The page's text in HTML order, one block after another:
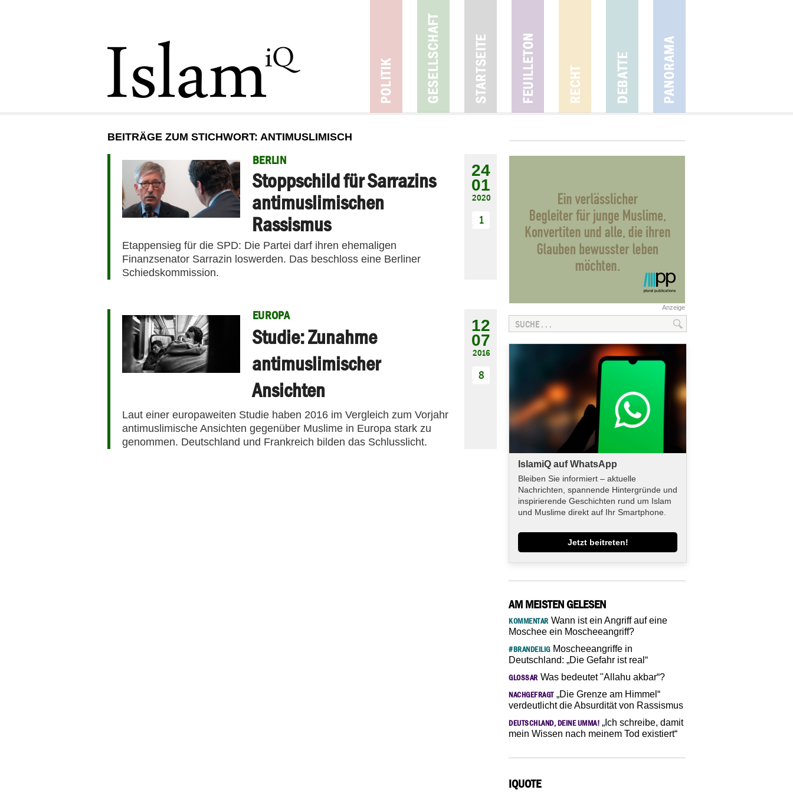
BEITRÄGE ZUM STICHWORT: ANTIMUSLIMISCH
BERLIN
Stoppschild für Sarrazins
antimuslimischen
Rassismus
Etappensieg für die SPD: Die Partei darf ihren ehemaligen
Finanzsenator Sarrazin loswerden. Das beschloss eine Berliner
Schiedskommission.
24
01
2020
1
EUROPA
Studie: Zunahme
antimuslimischer
Ansichten
Laut einer europaweiten Studie haben 2016 im Vergleich zum Vorjahr
antimuslimische Ansichten gegenüber Muslime in Europa stark zu
genommen. Deutschland und Frankreich bilden das Schlusslicht.
12
07
2016
8
Anzeige
IslamiQ auf WhatsApp
Bleiben Sie informiert – aktuelle
Nachrichten, spannende Hintergründe und
inspirierende Geschichten rund um Islam
und Muslime direkt auf Ihr Smartphone.
Jetzt beitreten!
AM MEISTEN GELESEN
KOMMENTAR Wann ist ein Angriff auf eine
Moschee ein Moscheeangriff?
#BRANDEILIGMoscheeangriffe in
Deutschland: „Die Gefahr ist real“
GLOSSAR Was bedeutet "Allahu akbar“?
NACHGEFRAGT„Die Grenze am Himmel“
verdeutlicht die Absurdität von Rassismus
DEUTSCHLAND, DEINE UMMA! „Ich schreibe, damit
mein Wissen nach meinem Tod existiert“
IQUOTE